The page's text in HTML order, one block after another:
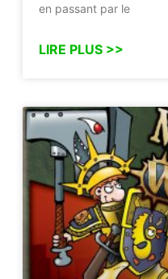
en passant par le
LIRE PLUS >>